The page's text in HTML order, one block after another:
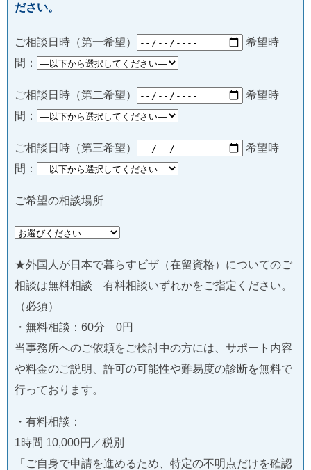
ださい。
ご相談日時（第一希望）
希望時
間：
ご相談日時（第二希望）
希望時
間：
ご相談日時（第三希望）
希望時
間：
ご希望の相談場所
★外国人が日本で暮らすビザ（在留資格）についてのご
相談は無料相談 有料相談いずれかをご指定ください。
（必須）
・無料相談：60分 0円
当事務所へのご依頼をご検討中の方には、サポート内容
や料金のご説明、許可の可能性や難易度の診断を無料で
行っております。
・有料相談：
1時間 10,000円／税別
「ご自身で申請を進めるため、特定の不明点だけを確認